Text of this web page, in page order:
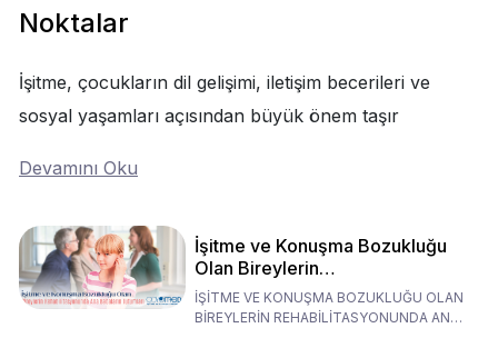
Noktalar
İşitme, çocukların dil gelişimi, iletişim becerileri ve
sosyal yaşamları açısından büyük önem taşır
Devamını Oku
İşitme ve Konuşma Bozukluğu
Olan Bireylerin
Rehabilitasyonunda Ana
Babaların Tutumları
İŞİTME VE KONUŞMA BOZUKLUĞU OLAN
BİREYLERİN REHABİLİTASYONUNDA ANA